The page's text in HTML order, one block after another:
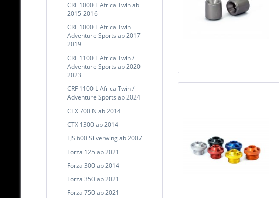
CRF 1000 L Africa Twin ab
2015-2016
CRF 1000 L Africa Twin
Adventure Sports ab 2017-
2019
CRF 1100 L Africa Twin /
Adventure Sports ab 2020-
2023
CRF 1100 L Africa Twin /
Adventure Sports ab 2024
CTX 700 N ab 2014
CTX 1300 ab 2014
FJS 600 Silverwing ab 2007
Forza 125 ab 2021
Forza 300 ab 2014
Forza 350 ab 2021
Forza 750 ab 2021